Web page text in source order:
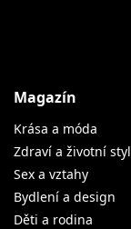
Magazín
Krása a móda
Zdraví a životní styl
Sex a vztahy
Bydlení a design
Děti a rodina